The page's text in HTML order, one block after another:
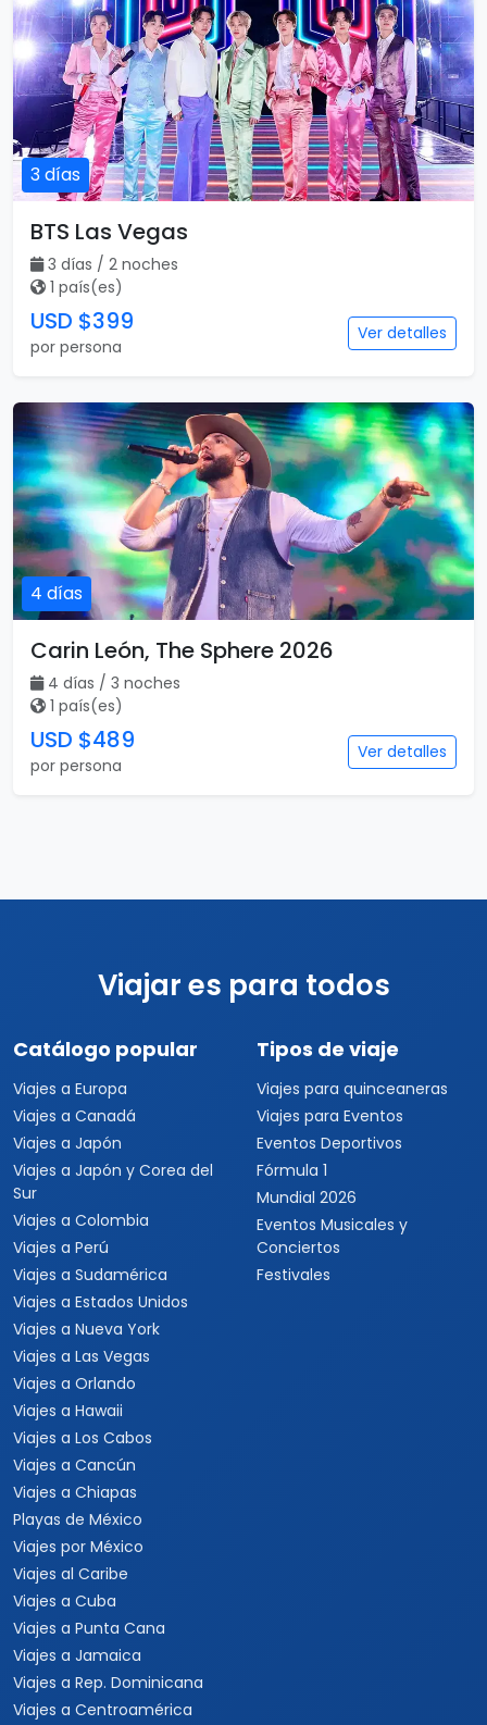
3 días
BTS Las Vegas
3 días / 2 noches
1 país(es)
USD $399
por persona
Ver detalles
4 días
Carin León, The Sphere 2026
4 días / 3 noches
1 país(es)
USD $489
por persona
Ver detalles
Viajar es para todos
Catálogo popular
Viajes a Europa
Viajes a Canadá
Viajes a Japón
Viajes a Japón y Corea del
Sur
Viajes a Colombia
Viajes a Perú
Viajes a Sudamérica
Viajes a Estados Unidos
Viajes a Nueva York
Viajes a Las Vegas
Viajes a Orlando
Viajes a Hawaii
Viajes a Los Cabos
Viajes a Cancún
Viajes a Chiapas
Playas de México
Viajes por México
Viajes al Caribe
Viajes a Cuba
Viajes a Punta Cana
Viajes a Jamaica
Viajes a Rep. Dominicana
Viajes a Centroamérica
Tipos de viaje
Viajes para quinceaneras
Viajes para Eventos
Eventos Deportivos
Fórmula 1
Mundial 2026
Eventos Musicales y
Conciertos
Festivales